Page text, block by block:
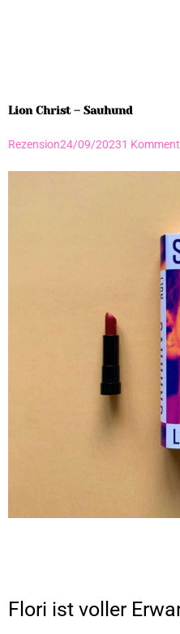
Lion Christ – Sauhund
Rezension24/09/20231
Flori ist voller